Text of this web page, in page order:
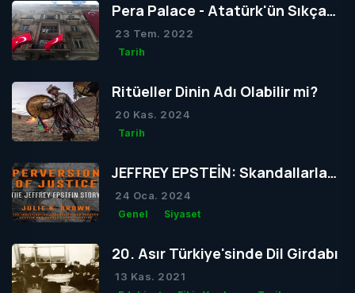
Pera Palace - Atatürk'ün Sıkça
Konakladığı Otel
23 Tem. 2022
Tarih
Ritüeller Dinin Adı Olabilir mi?
20 Kas. 2024
Tarih
JEFFREY EPSTEİN: Skandallarla
Dolu Bir Hayatın Ardındaki Gizem
24 Oca. 2024
Genel Siyaset
20. Asır Türkiye'sinde Dil Girdabı
13 Kas. 2021